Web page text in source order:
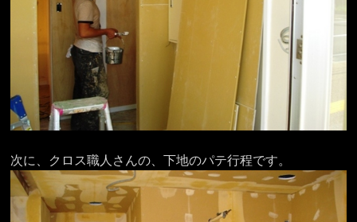
次に、クロス職人さんの、下地のパテ行程です。